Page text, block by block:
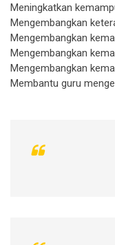
Meningkatkan
Mengembangkan
Mengembangkan
Mengembangkan
Mengembangkan
Membantu guru